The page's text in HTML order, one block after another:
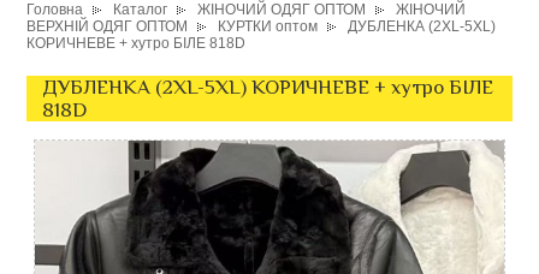
Головна Каталог ЖІНОЧИЙ ОДЯГ ОПТОМ
ЖІНОЧИЙ
ВЕРХНІЙ ОДЯГ ОПТОМ
КУРТКИ оптом
ДУБЛЕНКА (2XL-5XL)
КОРИЧНЕВЕ + хутро БІЛЕ 818D
ДУБЛЕНКА (2XL-5XL) КОРИЧНЕВЕ + хутро БІЛЕ
818D